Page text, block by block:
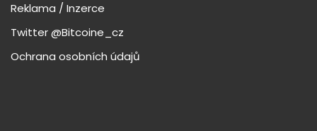
Reklama / Inzerce
Twitter @Bitcoine_cz
Ochrana osobních údajů